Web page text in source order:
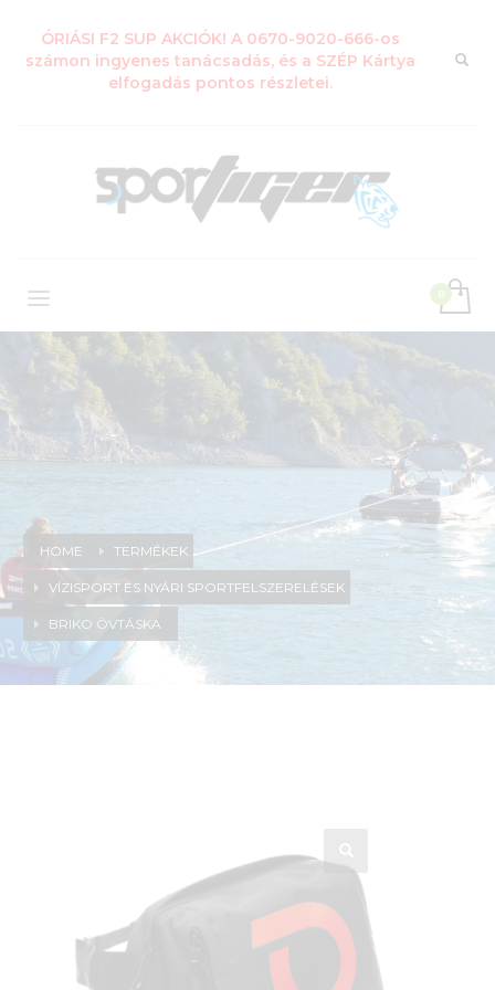
ÓRIÁSI F2 SUP AKCIÓK! A 0670-9020-666-os
számon ingyenes tanácsadás, és a SZÉP Kártya
elfogadás pontos részletei.
HOME TERMÉKEK
VÍZISPORT ÉS NYÁRI SPORTFELSZERELÉSEK
BRIKO ÖVTÁSKA